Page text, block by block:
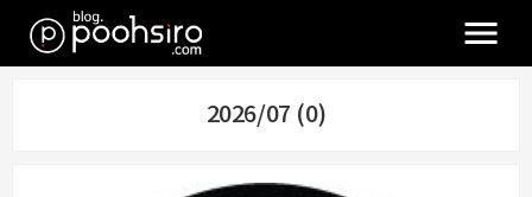
2026/07 (0)